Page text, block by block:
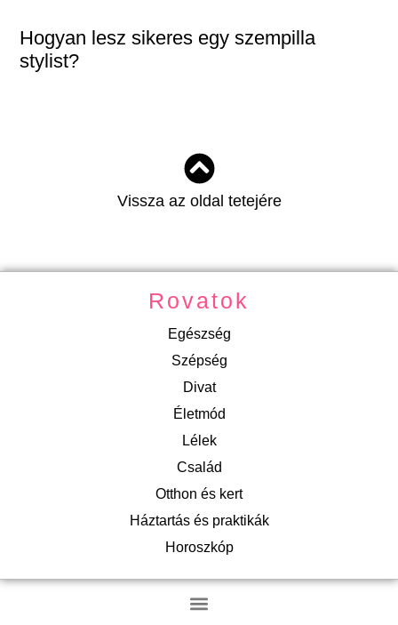
Hogyan lesz sikeres egy szempilla
stylist?
Vissza az oldal tetejére
Rovatok
Egészség
Szépség
Divat
Életmód
Lélek
Család
Otthon és kert
Háztartás és praktikák
Horoszkóp